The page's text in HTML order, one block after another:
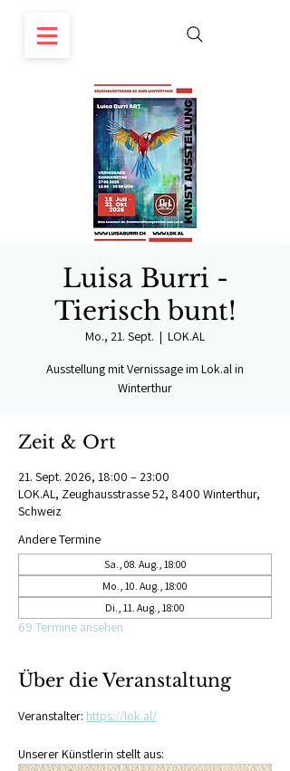
Luisa Burri -
Tierisch bunt!
Mo., 21. Sept.
  |
LOK.AL
Ausstellung mit Vernissage im Lok.al in
Winterthur
Zeit & Ort
21. Sept. 2026, 18:00 – 23:00
LOK.AL, Zeughausstrasse 52, 8400 Winterthur,
Schweiz
Andere Termine
Sa., 08. Aug., 18:00
Mo., 10. Aug., 18:00
Di., 11. Aug., 18:00
69 Termine ansehen
Über die Veranstaltung
Veranstalter: https://lok.al/
Unserer Künstlerin stellt aus: